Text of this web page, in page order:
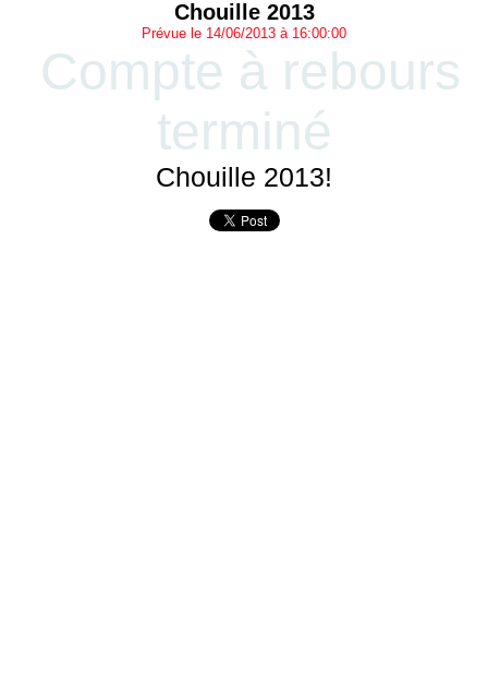
Chouille 2013
Prévue le 14/06/2013 à 16:00:00
Compte à rebours
terminé
Chouille 2013!